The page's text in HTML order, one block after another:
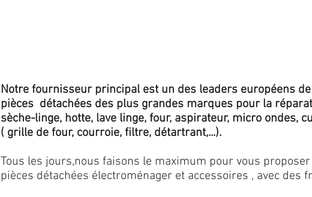
Notre fournisseur principal est un des leaders européens
pièces détachées des plus grandes marques pour la
sèche-linge, hotte, lave linge, four, aspirateur, micro ondes,
( grille de four, courroie, filtre, détartrant,...).
Tous les jours,nous faisons le maximum pour vous
pièces détachées électroménager et accessoires , avec des